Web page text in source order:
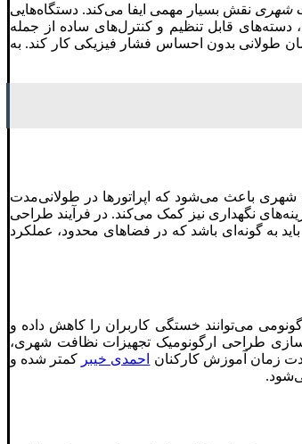
شهری نقش بسیار مهمی ایفا می‌کند. دستگاه‌هایی
قابل تنظیم و کنترل‌های ساده از جمله
طولانی بدون احساس فشار فیزیکی کار کند. به
شهری باعث می‌شود که اپراتورها در طولانی‌مدت
نگهداری نیز کمک می‌کند. در فرآیند طراحی
به گونه‌ای باشد که در فضاهای محدود، عملکرد
می‌توانند خستگی کاربران را کاهش داده و
طراحی ارگونومیک تجهیزات نظافت شهری،
زمان آموزش کارکنان
احمدی خیبر کمتر شده و